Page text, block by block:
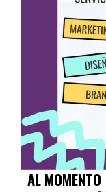
AL MOMENTO